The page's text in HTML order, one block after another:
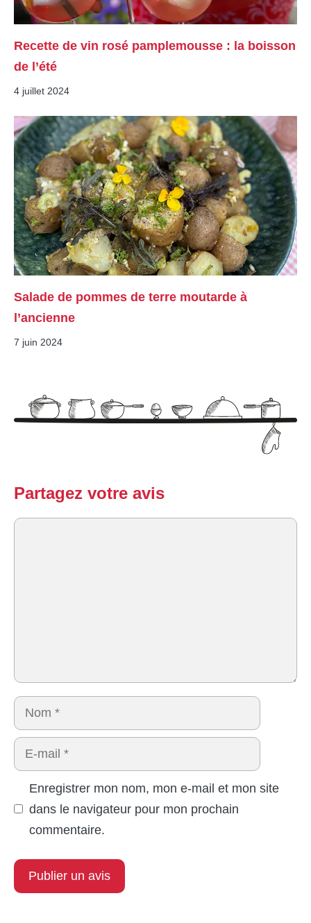
Recette de vin rosé pamplemousse : la boisson
de l’été
4 juillet 2024
Salade de pommes de terre moutarde à
l’ancienne
7 juin 2024
Partagez votre avis
Commentaire
Nom
E-
mail
Enregistrer mon nom, mon e-mail et mon site
dans le navigateur pour mon prochain
commentaire.